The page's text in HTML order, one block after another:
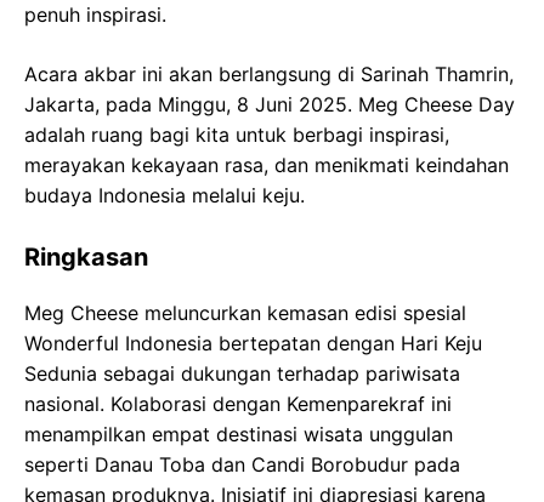
penuh inspirasi.
Acara akbar ini akan berlangsung di Sarinah Thamrin,
Jakarta, pada Minggu, 8 Juni 2025. Meg Cheese Day
adalah ruang bagi kita untuk berbagi inspirasi,
merayakan kekayaan rasa, dan menikmati keindahan
budaya Indonesia melalui keju.
Ringkasan
Meg Cheese meluncurkan kemasan edisi spesial
Wonderful Indonesia bertepatan dengan Hari Keju
Sedunia sebagai dukungan terhadap pariwisata
nasional. Kolaborasi dengan Kemenparekraf ini
menampilkan empat destinasi wisata unggulan
seperti Danau Toba dan Candi Borobudur pada
kemasan produknya. Inisiatif ini diapresiasi karena